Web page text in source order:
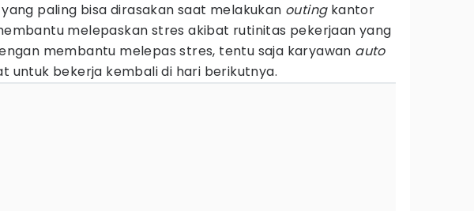
paling bisa dirasakan saat melakukan outingkantor
melepaskan stres akibat rutinitas pekerjaan yang
membantu melepas stres, tentu saja karyawan auto
untuk bekerja kembali di hari berikutnya.